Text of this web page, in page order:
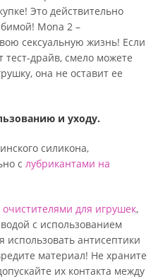
Это действительно
Mona 2 –
сексуальную жизнь! Если
драйв, смело можете
она не оставит ее
и уходу.
силикона,
с лубрикантами на
очистителями для игрушек,
с использованием
антисептики
материал! Не храните
их контакта между